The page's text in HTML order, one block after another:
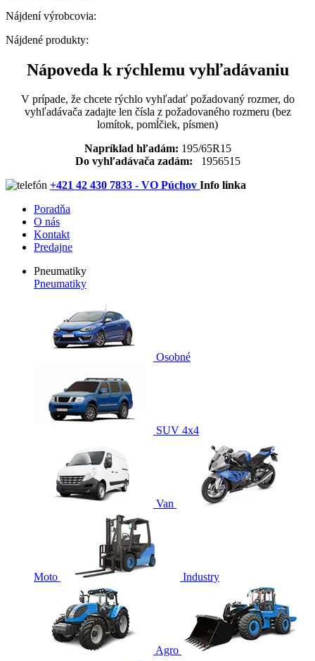
Nájdení výrobcovia:
Nájdené produkty:
Nápoveda k rýchlemu vyhľadávaniu
V prípade, že chcete rýchlo vyhľadať požadovaný rozmer, do
vyhľadávača zadajte len čísla z požadovaného rozmeru (bez
lomítok, pomĺčiek, písmen)
Napríklad hľadám: 195/65R15
Do vyhľadávača zadám: 1956515
+421 42 430 7833 - VO Púchov Info linka
Poradňa
O nás
Kontakt
Predajne
Pneumatiky
Pneumatiky
Osobné
SUV 4x4
Van
Moto Industry
Agro